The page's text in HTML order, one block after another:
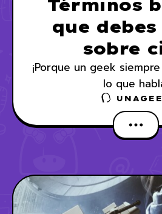
Términos
que
sobre
¡Porque un geek
lo que